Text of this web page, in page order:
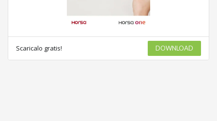
Scaricalo gratis! DOWNLOAD